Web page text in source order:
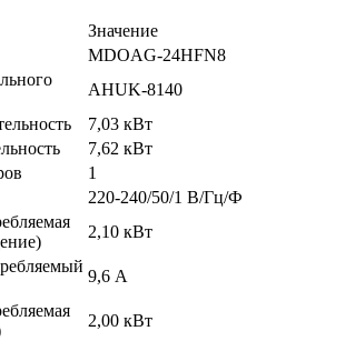
Значение
MDOAG-24HFN8
AHUK-8140
7,03 кВт
7,62 кВт
1
220-240/50/1 В/Гц/Ф
2,10 кВт
9,6 А
2,00 кВт